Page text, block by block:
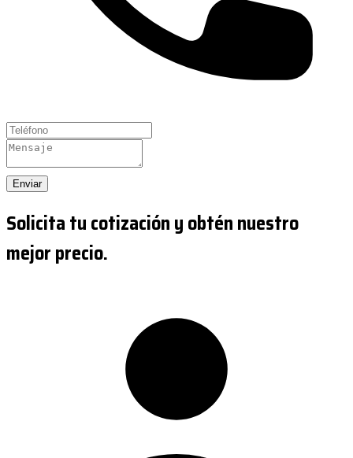
Enviar
Solicita tu cotización y obtén nuestro
mejor precio.